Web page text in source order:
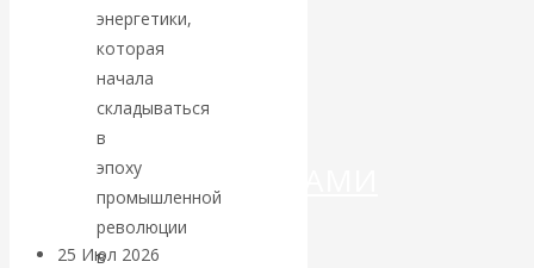
ДЕНЕГ»: КИТАЙ
ВЕДЁТ БОРЬБУ
КРИПТОВАЛЮТАМИ
25 Июл 2026
энергетики,
которая
начала
складываться
в
эпоху
промышленной
революции
в